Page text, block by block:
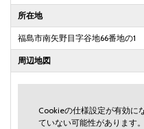
所在地
福島市南矢野目字谷地66番地の1
周辺地図
Cookieの仕様設定が有効に
ていない可能性があります。